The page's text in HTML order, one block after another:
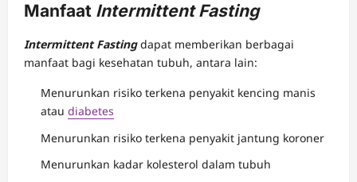
Manfaat Intermittent Fasting
Intermittent Fastingdapat memberikan berbagai
manfaat bagi kesehatan tubuh, antara lain:
Menurunkan risiko terkena penyakit kencing manis
atau diabetes
Menurunkan risiko terkena penyakit jantung koroner
Menurunkan kadar kolesterol dalam tubuh